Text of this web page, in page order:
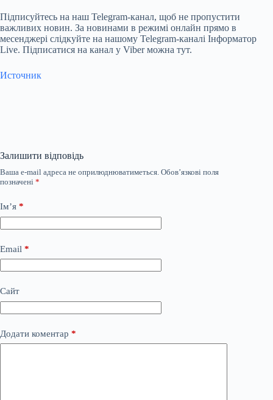
Підписуйтесь на наш Telegram-канал, щоб не пропустити
важливих новин. За новинами в режимі онлайн прямо в
месенджері слідкуйте на нашому Telegram-каналі Інформатор
Live. Підписатися на канал у Viber можна тут.
Источник
Залишити відповідь
Ваша e-mail адреса не оприлюднюватиметься. Обов’язкові поля
позначені *
Ім’я *
Email *
Сайт
Додати коментар *